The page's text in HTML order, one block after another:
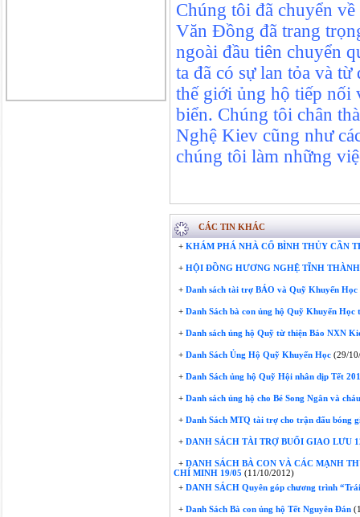
Chúng tôi đã chuyển
Văn Đồng đã trang
ngoài đầu tiên chuyển
ta đã có sự lan tỏa và
thế giới ủng hộ tiếp nối
biển. Chúng tôi chân
Nghệ Kiev cũng như
chúng tôi làm những
CÁC TIN KHÁC
+ KHÁM PHÁ NHÀ CỔ BÌNH THỦY CẦN
+ HỘI ĐỒNG HƯƠNG NGHỆ TĨNH
+ Danh sách tài trợ BÁO và Quỹ Khuyến Học
+ Danh Sách bà con ủng hộ Quỹ Khuyến
+ Danh sách ủng hộ Quỹ từ thiện Báo NXN
+ Danh Sách Ủng Hộ Quỹ Khuyến Học (29/
+ Danh Sách ủng hộ Quỹ Hội nhân dịp Tết
+ Danh sách ủng hộ cho Bé Song Ngân và
+ Danh Sách MTQ tài trợ cho trận đấu bóng
+ DANH SÁCH TÀI TRỢ BUỔI GIAO LƯU
+ DANH SÁCH BÀ CON VÀ CÁC MẠNH
CHÍ MINH 19/05 (11/10/2012)
+ DANH SÁCH Quyên góp chương trình
+ Danh Sách Bà con ủng hộ Tết Nguyên Đán